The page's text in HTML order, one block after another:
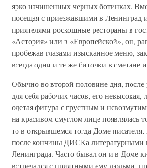
ярко начищенных черных ботинках.
посещая с приезжавшими в Ленинград
приятелями роскошные рестораны в
«Астория» или в «Европейской», он,
пробежав глазами изысканное меню,
всегда одни и те же биточки в сметане
Обычно во второй половине дня, после
для себя рабочих часов, его невысокая,
одетая фигура с грустным и
на красивом смуглом лице появлялась
то в открывшемся тогда Доме писателя,
после кончины ДИСКа литературными
Ленинграда. Часто бывал он и в Доме
встречался с приятными ему людьми,